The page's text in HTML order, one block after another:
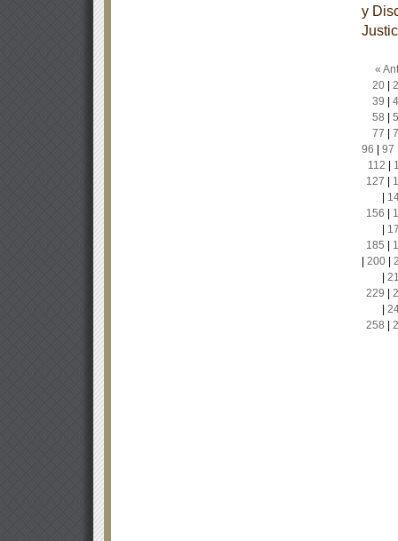
y
«
20|
39
58
77
96
97
112
127
156
185
200|
229
258